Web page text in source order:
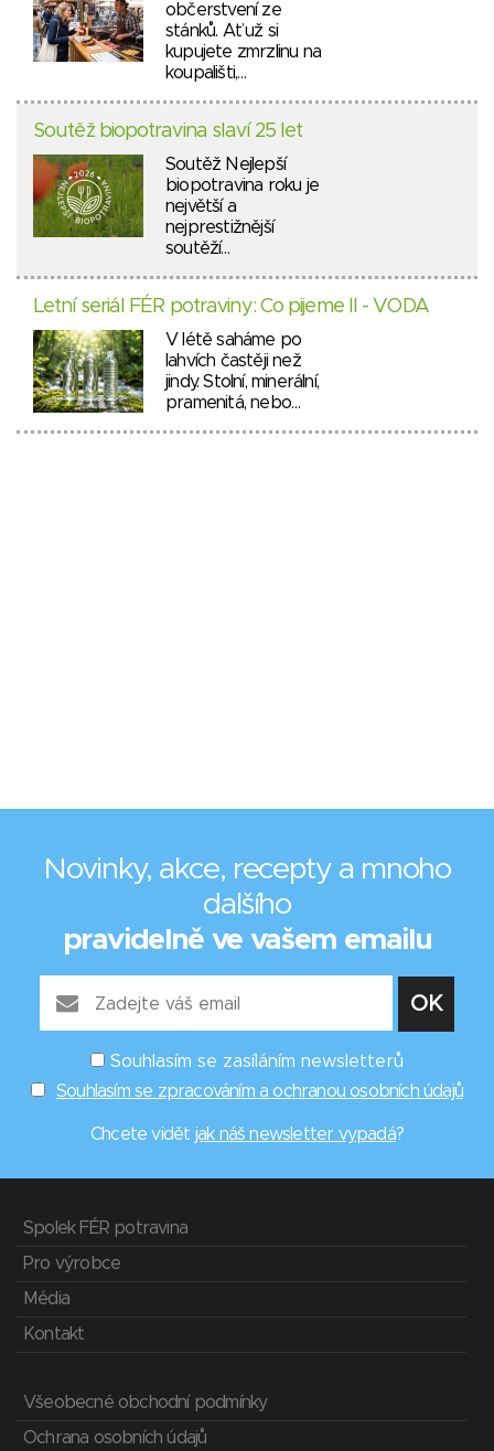
občerstvení ze
stánků. Ať už si
kupujete zmrzlinu na
koupališti,…
Soutěž biopotravina slaví 25 let
Soutěž Nejlepší
biopotravina roku je
největší a
nejprestižnější
soutěží…
Letní seriál FÉR potraviny: Co pijeme II - VODA
V létě saháme po
lahvích častěji než
jindy. Stolní, minerální,
pramenitá, nebo…
Novinky, akce, recepty a mnoho
dalšího
pravidelně ve vašem emailu
Souhlasím se zasíláním newsletterů
Souhlasím se zpracováním a ochranou osobních údajů
Chcete vidět jak náš newsletter vypadá?
Spolek FÉR potravina
Pro výrobce
Média
Kontakt
Všeobecné obchodní podmínky
Ochrana osobních údajů